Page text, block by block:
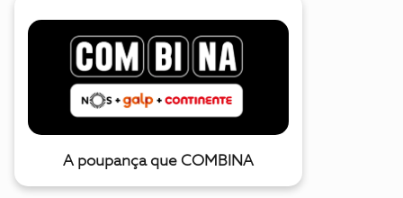
A poupança que COMBINA